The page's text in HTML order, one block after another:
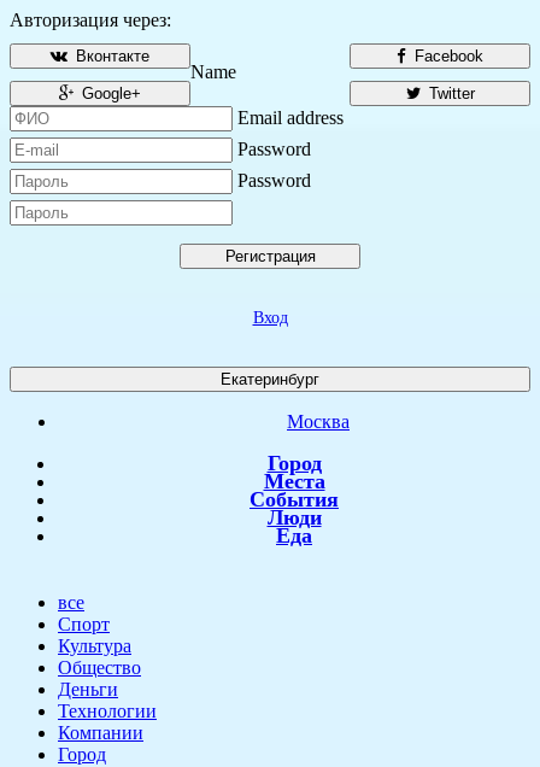
Авторизация через:
Facebook
Вконтакте
Twitter
Google+
Name
Email address
Password
Password
Регистрация
Вход
Екатеринбург
Москва
Город
Места
События
Люди
Еда
все
Спорт
Культура
Общество
Деньги
Технологии
Компании
Город